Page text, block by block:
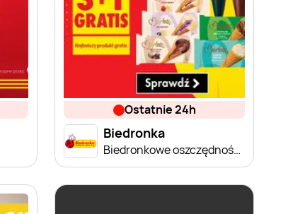
ostatnie 24h
Biedronka
Biedronkowe oszczędności od czwartku